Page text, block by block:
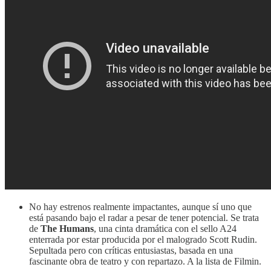
No hay estrenos realmente impactantes, aunque sí uno que
está pasando bajo el radar a pesar de tener potencial. Se trata
de The Humans, una cinta dramática con el sello A24
enterrada por estar producida por el malogrado Scott Rudin.
Sepultada pero con críticas entusiastas, basada en una
fascinante obra de teatro y con repartazo. A la lista de Filmin.